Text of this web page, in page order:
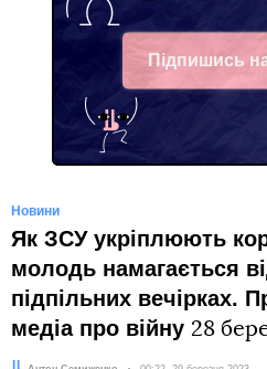
Підпишись
Telegram
Новини
Як ЗСУ укріплюють
молодь намагається
підпільних вечірках.
медіа про війну 28